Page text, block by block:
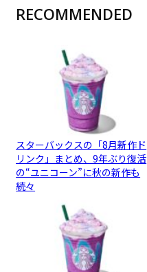
RECOMMENDED
スターバックスの「8月新作ド
リンク」まとめ、9年ぶり復活
の“ユニコーン”に秋の新作も
続々